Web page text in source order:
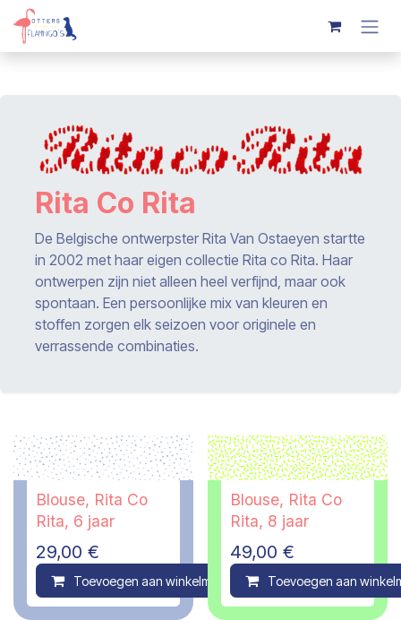
Overslaan naar inhoud
Rita Co Rita
De Belgische ontwerpster Rita Van Ostaeyen startte
in 2002 met haar eigen collectie Rita co Rita. Haar
ontwerpen zijn niet alleen heel verfijnd, maar ook
spontaan. Een persoonlijke mix van kleuren en
stoffen zorgen elk seizoen voor originele en
verrassende combinaties.
Blouse, Rita Co
Rita, 6 jaar
29,00 €
Toevoegen aan winkelmandje Compare
Blouse, Rita Co
Rita, 8 jaar
49,00 €
Toevoegen aan